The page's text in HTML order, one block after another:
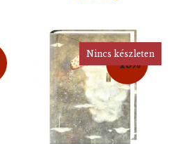
-19%
Nincs készleten